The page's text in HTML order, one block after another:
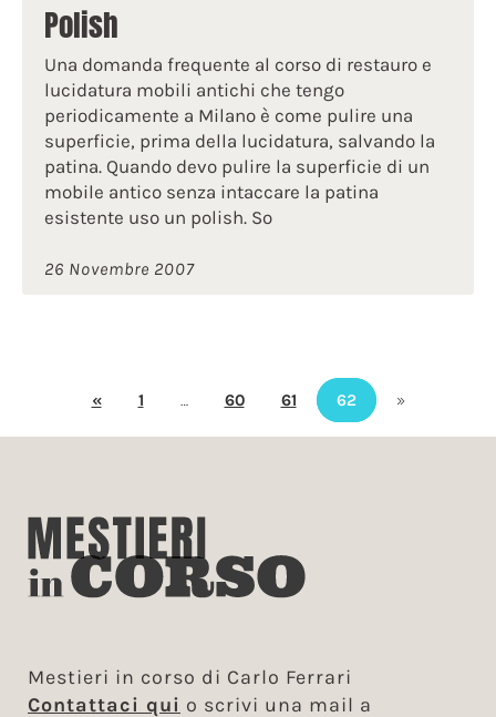
Polish
Una domanda frequente al corso di restauro e
lucidatura mobili antichi che tengo
periodicamente a Milano è come pulire una
superficie, prima della lucidatura, salvando la
patina. Quando devo pulire la superficie di un
mobile antico senza intaccare la patina
esistente uso un polish. So
26 Novembre 2007
« 1 … 60 61 62 »
Mestieri in corso di Carlo Ferrari
Contattaci qui o scrivi una mail a